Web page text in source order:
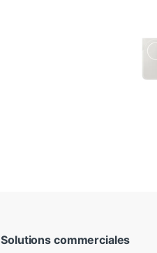
Solutions commerciales